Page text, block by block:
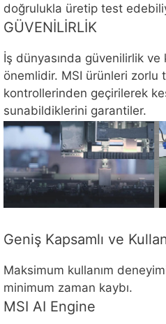
doğrulukla üretip test
GÜVENİLİRLİK
İş dünyasında güvenilirlik ve
önemlidir. MSI ürünleri zorlu
kontrollerinden geçirilerek
sunabildiklerini garantiler.
Geniş Kapsamlı ve
Maksimum kullanım
minimum zaman kaybı.
MSI AI Engine